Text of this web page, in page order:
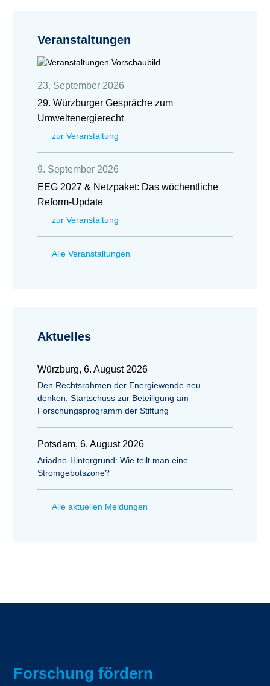
Veranstaltungen
23. September 2026
29. Würzburger Gespräche zum
Umweltenergierecht
zur Veranstaltung
9. September 2026
EEG 2027 & Netzpaket: Das wöchentliche
Reform-Update
zur Veranstaltung
Alle Veranstaltungen
Aktuelles
Würzburg, 6. August 2026
Den Rechtsrahmen der Energiewende neu
denken: Startschuss zur Beteiligung am
Forschungsprogramm der Stiftung
Potsdam, 6. August 2026
Ariadne-Hintergrund: Wie teilt man eine
Stromgebotszone?
Alle aktuellen Meldungen
Forschung fördern